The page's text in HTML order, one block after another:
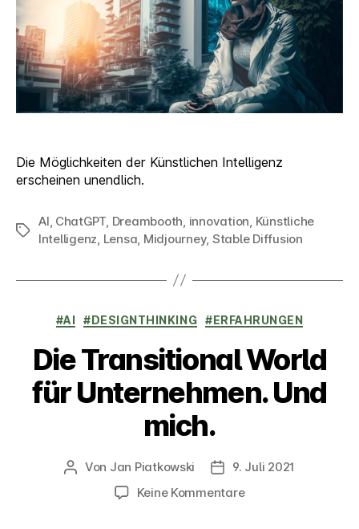
Hand
Die Möglichkeiten der Künstlichen Intelligenz
erscheinen unendlich.
Schlagwörter
AI, ChatGPT, Dreambooth, innovation, Künstliche
Intelligenz, Lensa, Midjourney, Stable Diffusion
Kategorien
#AI #DESIGNTHINKING #ERFAHRUNGEN
Die Transitional World
für Unternehmen. Und
mich.
Beitragsautor
Von Jan Piatkowski Veröffentlichungsdatum
9. Juli 2021
Keine Kommentarezu